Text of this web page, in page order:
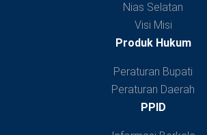
Nias Selatan
Visi Misi
Produk Hukum
Peraturan Bupati
Peraturan Daerah
PPID